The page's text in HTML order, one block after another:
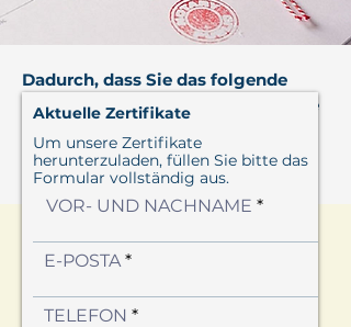
Dadurch, dass Sie das folgende
Formular ausfüllen, können Sie die
den Geschäftspartnern ansehen
und speichern.
Aktuelle Zertifikate
Um unsere Zertifikate
herunterzuladen, füllen Sie bitte das
Formular vollständig aus.
VOR- UND NACHNAME
E-POSTA
TELEFON